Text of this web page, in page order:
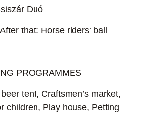
Duó
Horse riders’ ball
PROGRAMMES
tent, Craftsmen’s market,
children, Play house, Petting